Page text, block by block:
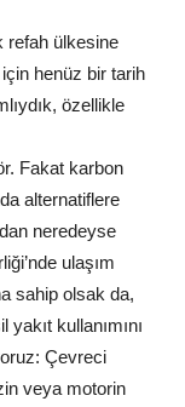
refah ülkesine
henüz bir tarih
özellikle
Fakat karbon
alternatiflere
neredeyse
ulaşım
sahip olsak da,
kullanımını
Çevreci
veya motorin